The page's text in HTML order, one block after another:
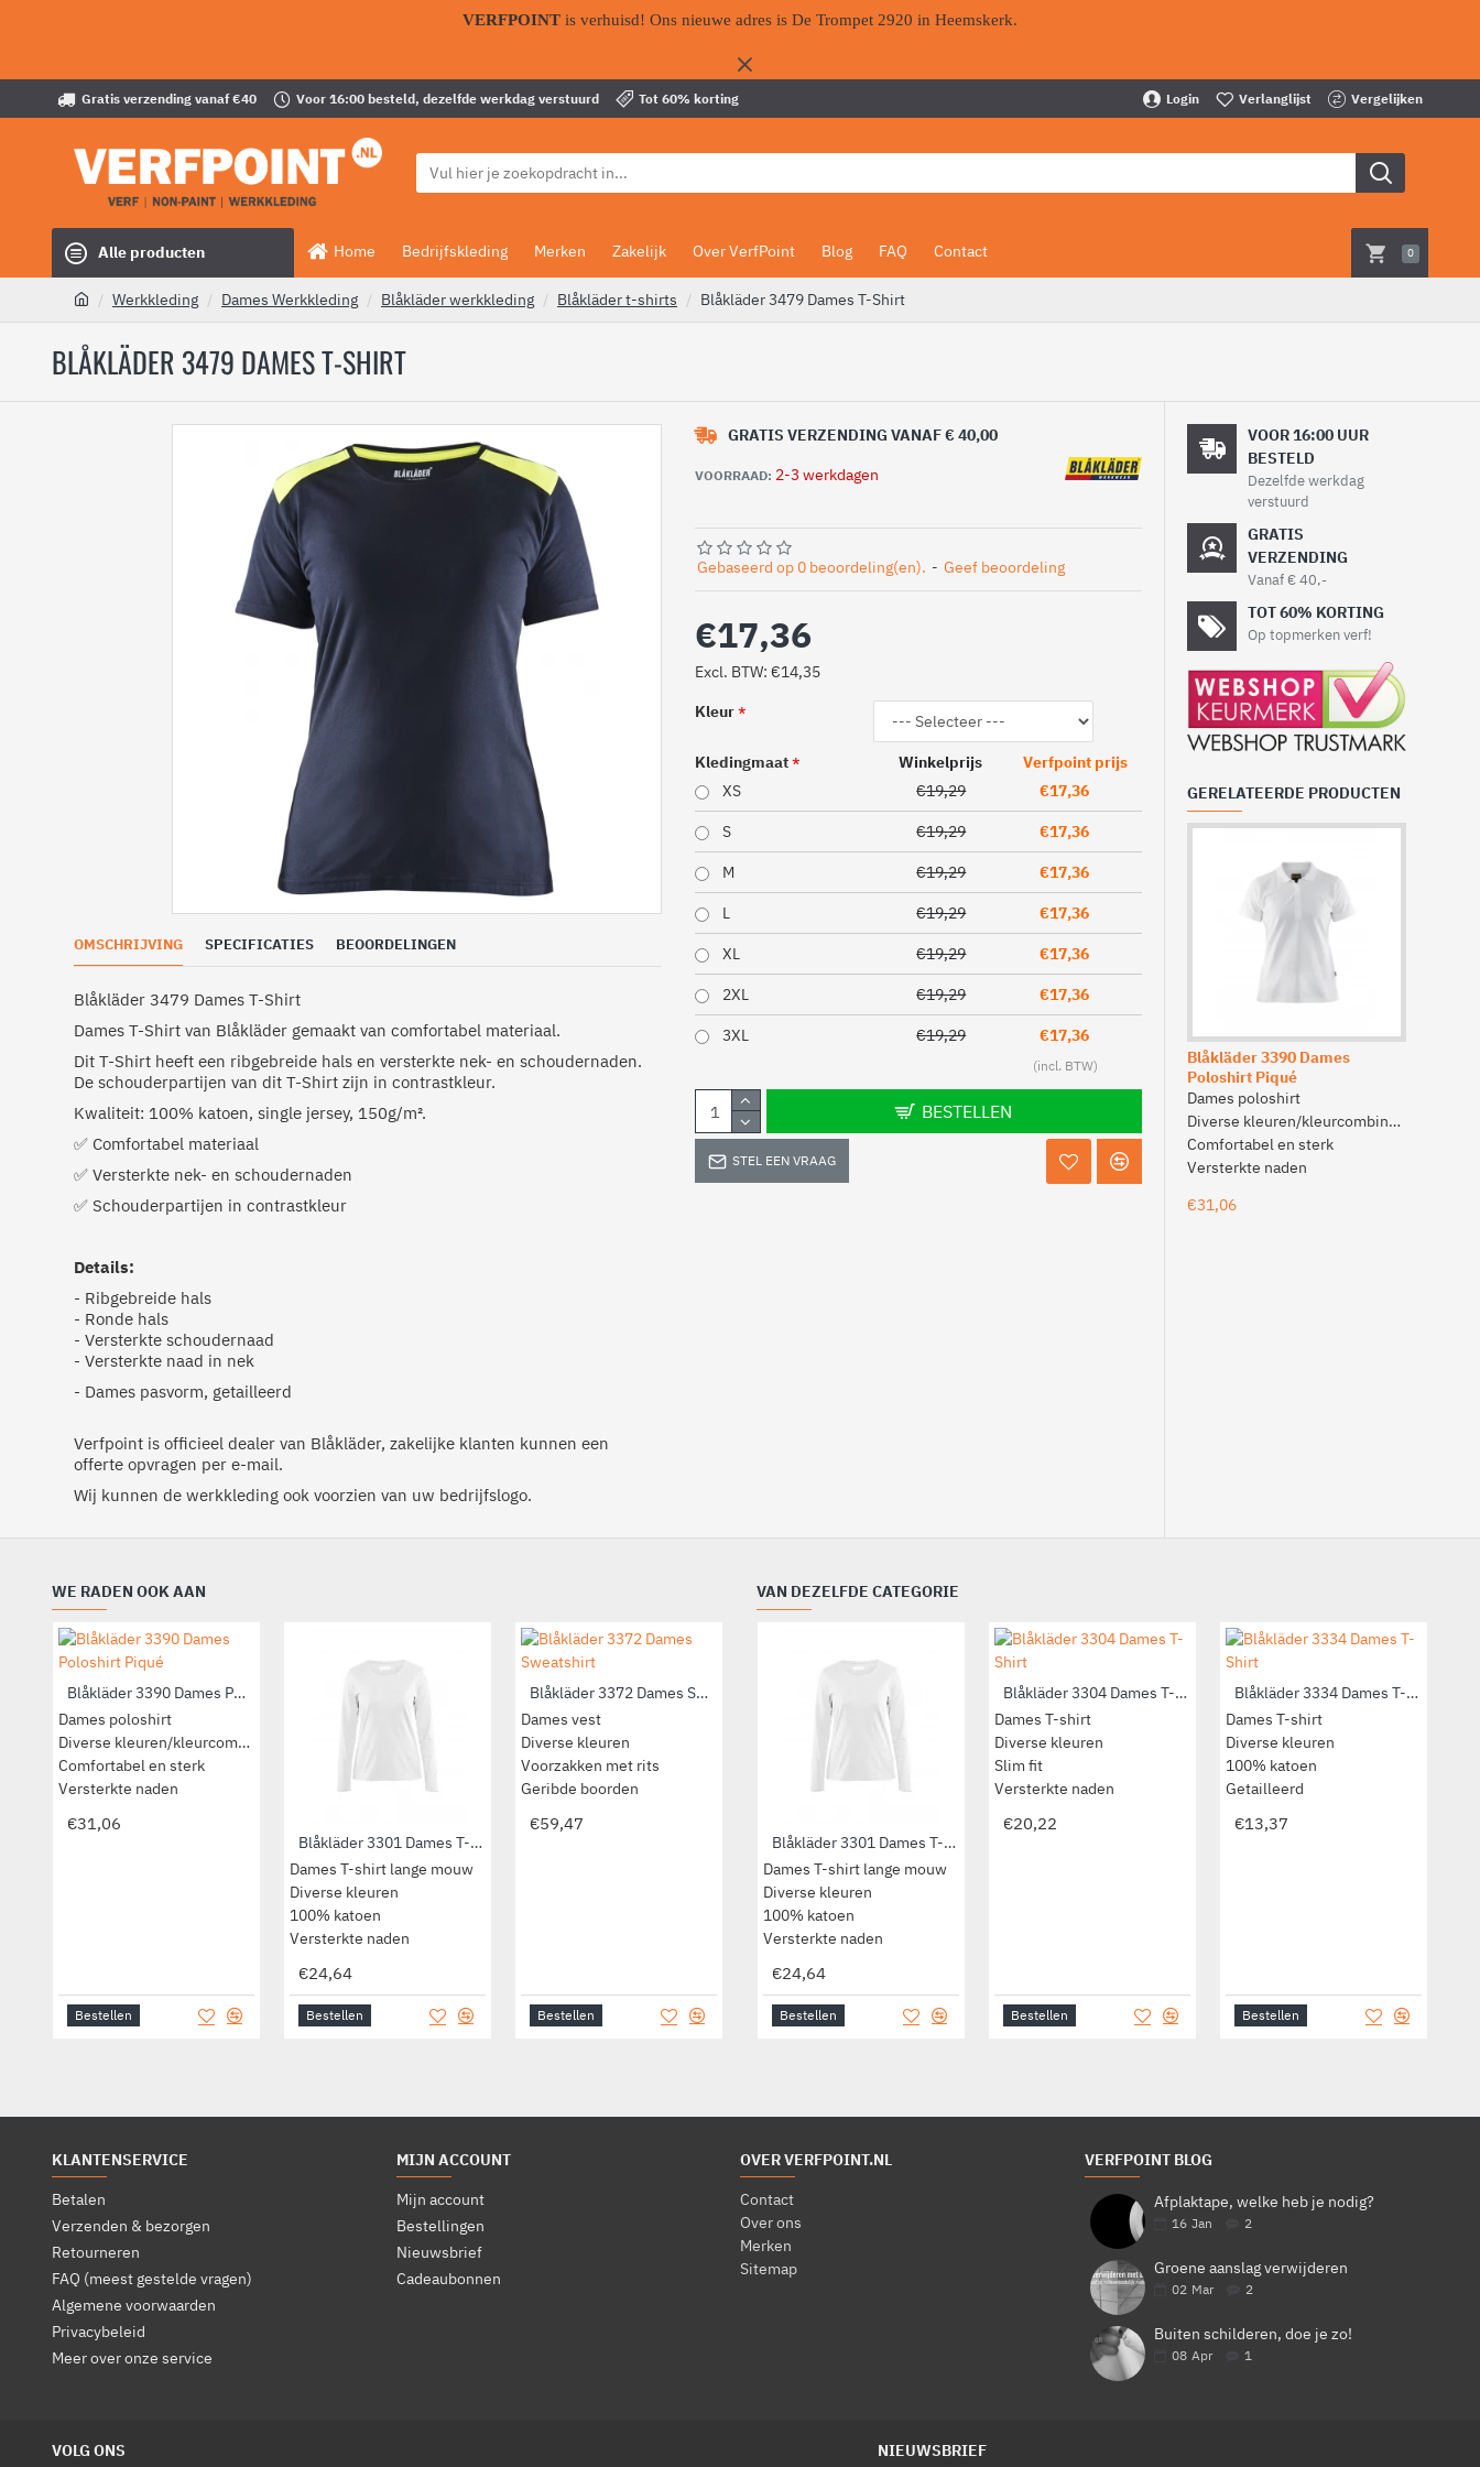
VERFPOINT is verhuisd! Ons nieuwe adres is De Trompet 2920 in Heemskerk.
Gratis verzending vanaf €40 Voor 16:00 besteld, dezelfde werkdag verstuurd Tot 60% korting Login Verlanglijst Vergelijken
Alle producten Home Bedrijfskleding Merken Zakelijk Over VerfPoint Blog FAQ Contact 0
Werkkleding Dames Werkkleding Blåkläder werkkleding Blåkläder t-shirts Blåkläder 3479 Dames T-Shirt
BLÅKLÄDER 3479 DAMES T-SHIRT
OMSCHRIJVING SPECIFICATIES BEOORDELINGEN
Blåkläder 3479 Dames T-Shirt
Dames T-Shirt van Blåkläder gemaakt van comfortabel materiaal.
Dit T-Shirt heeft een ribgebreide hals en versterkte nek- en schoudernaden.
De schouderpartijen van dit T-Shirt zijn in contrastkleur.
Kwaliteit: 100% katoen, single jersey, 150g/m².
✅ Comfortabel materiaal
✅ Versterkte nek- en schoudernaden
✅ Schouderpartijen in contrastkleur
Details:
- Ribgebreide hals
- Ronde hals
- Versterkte schoudernaad
- Versterkte naad in nek
- Dames pasvorm, getailleerd
Verfpoint is officieel dealer van Blåkläder, zakelijke klanten kunnen een
offerte opvragen per e-mail.
Wij kunnen de werkkleding ook voorzien van uw bedrijfslogo.
GRATIS VERZENDING VANAF € 40,00
VOORRAAD: 2-3 werkdagen
Gebaseerd op 0 beoordeling(en). - Geef beoordeling
€17,36
Excl. BTW: €14,35
Kleur
Kledingmaat Winkelprijs
Verfpoint prijs
€19,29
€17,36
XS
€19,29 €17,36
S
€19,29 €17,36
M
€19,29 €17,36
L
€19,29 €17,36
XL
€19,29 €17,36
2XL
€19,29 €17,36
3XL
BESTELLEN
STEL EEN VRAAG
VOOR 16:00 UUR
BESTELD
Dezelfde werkdag
verstuurd
GRATIS
VERZENDING
Vanaf € 40,-
TOT 60% KORTING
Op topmerken verf!
GERELATEERDE PRODUCTEN
Blåkläder 3390 Dames
Poloshirt Piqué
Dames poloshirt
Diverse kleuren/kleurcombinaties
Comfortabel en sterk
Versterkte naden
€31,06
WE RADEN OOK AAN
Blåkläder 3390 Dames Poloshirt Piqué
Dames poloshirt
Diverse kleuren/kleurcombinaties
Comfortabel en sterk
Versterkte naden
€31,06
Bestellen
Blåkläder 3301 Dames T-Shirt met lange mouw
Dames T-shirt lange mouw
Diverse kleuren
100% katoen
Versterkte naden
€24,64
Bestellen
Blåkläder 3372 Dames Sweatshirt
Dames vest
Diverse kleuren
Voorzakken met rits
Geribde boorden
€59,47
Bestellen
Comfortabel Dames vest
Diverse kleurcombinaties
Zachte, geborstelde voering
Windvanger aan binnenzijde
Bestellen
Blåkläder 5931 Dames Hybride Jack
Hybride Dames Jack
Diverse kleuren
Comfortabel, soepel, warm
Veel bewegingsvrijheid
€150,43
Bestellen
VAN DEZELFDE CATEGORIE
Blåkläder 3301 Dames T-Shirt met lange mouw
Dames T-shirt lange mouw
Diverse kleuren
100% katoen
Versterkte naden
€24,64
Bestellen
Blåkläder 3304 Dames T-Shirt
Dames T-shirt
Diverse kleuren
Slim fit
Versterkte naden
€20,22
Bestellen
Blåkläder 3334 Dames T-Shirt
Dames T-shirt
Diverse kleuren
100% katoen
Getailleerd
€13,37
Bestellen
KLANTENSERVICE
Betalen
Verzenden & bezorgen
Retourneren
FAQ (meest gestelde vragen)
Algemene voorwaarden
Privacybeleid
Meer over onze service
MIJN ACCOUNT
Mijn account
Bestellingen
Nieuwsbrief
Cadeaubonnen
OVER VERFPOINT.NL
Contact
Over ons
Merken
Sitemap
VERFPOINT BLOG
Afplaktape, welke heb je nodig?
16 Jan 2
Groene aanslag verwijderen
02 Mar 2
Buiten schilderen, doe je zo!
08 Apr 1
VOLG ONS NIEUWSBRIEF